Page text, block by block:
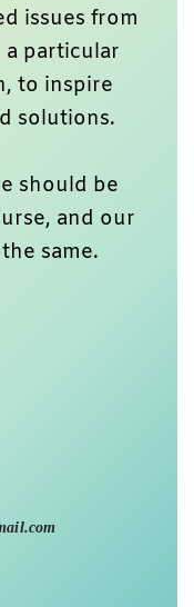
issues from
particular
to inspire
solutions.
should be
and our
same.